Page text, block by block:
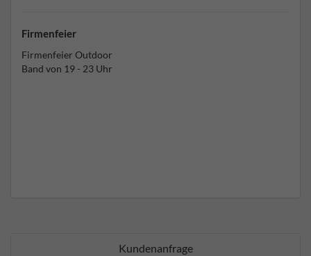
Firmenfeier
Firmenfeier Outdoor
Band von 19 - 23 Uhr
Kundenanfrage